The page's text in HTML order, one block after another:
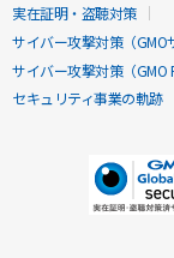
実在証明・盗聴対策
サイバー攻撃対策（GMO
サイバー攻撃対策（GMO
セキュリティ事業の軌跡